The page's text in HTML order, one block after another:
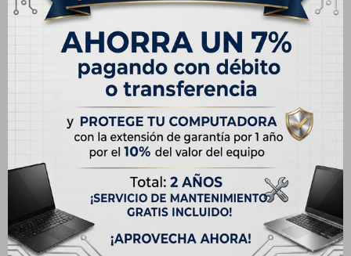
UruMarket Electrónica
Constituyente 1898 esq Emilio Frugoni
Montevideo,Montevideo
Uruguay
24180111